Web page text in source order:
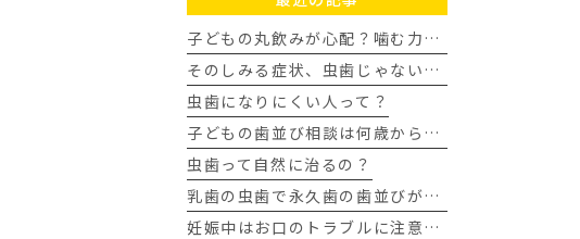
子どもの丸飲みが心配？噛む力を育み歯並びを整える家庭の習慣
そのしみる症状、虫歯じゃないかも？知覚過敏について
虫歯になりにくい人って？
子どもの歯並び相談は何歳から？歯科医師が教える受診タイミングの目安
虫歯って自然に治るの？
乳歯の虫歯で永久歯の歯並びがガタガタに？ママの不安に歯科医が回答
妊娠中はお口のトラブルに注意！今日からできる虫歯・歯周病予防